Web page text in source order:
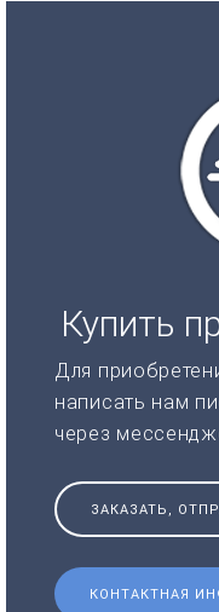
Купить
Для
написать нам
через
ЗАКАЗАТЬ,
КОНТАКТНАЯ